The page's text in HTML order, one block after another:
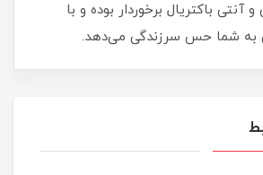
باکتریال برخوردار بوده و با
به شما حس سرزندگی می‌دهد.